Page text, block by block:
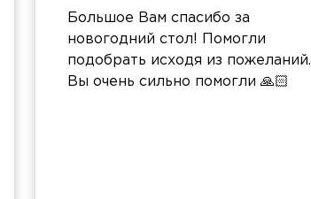
Большое Вам спасибо за
новогодний стол! Помогли
подобрать исходя из пожеланий.
Вы очень сильно помогли 🙏🏻